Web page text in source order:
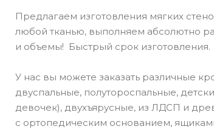
Предлагаем изготовления мягких
любой тканью, выполняем абсолютно
и объемы! Быстрый срок изготовления.
У нас вы можете заказать различные
двуспальные, полутороспальные,
девочек), двухъярусные, из ЛДСП и
с ортопедическим основанием,